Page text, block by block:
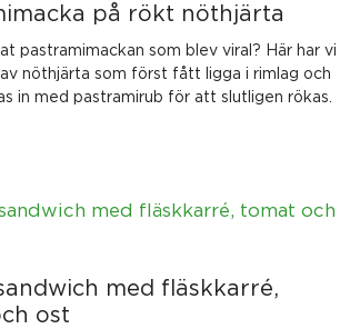
på rökt nöthjärta
pastramimackan som blev viral? Här har vi
nöthjärta som först fått ligga i rimlag och
in med pastramirub för att slutligen rökas.
med fläskkarré,
ost